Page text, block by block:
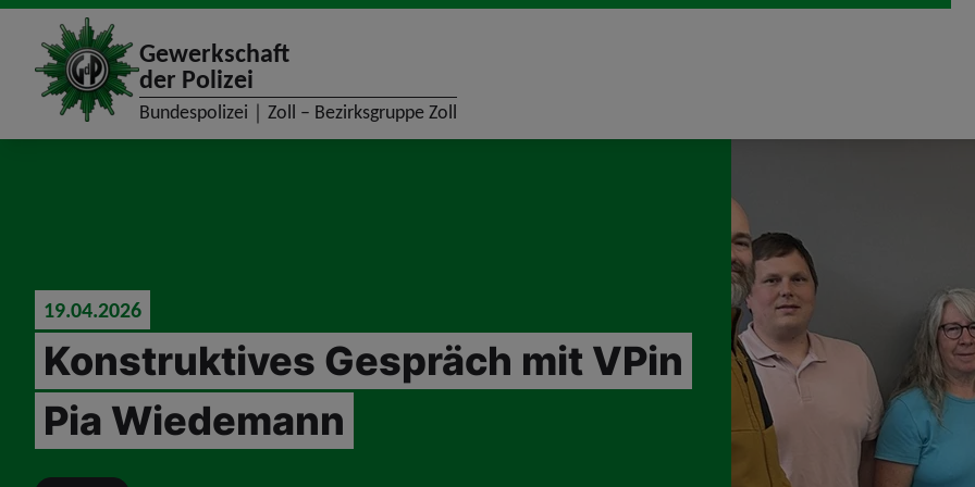
site_logo
Gewerkschaft
der Polizei
Bundespolizei｜Zoll – Bezirksgruppe Zoll
19.04.2026
Konstruktives Gespräch mit VPin
Pia Wiedemann